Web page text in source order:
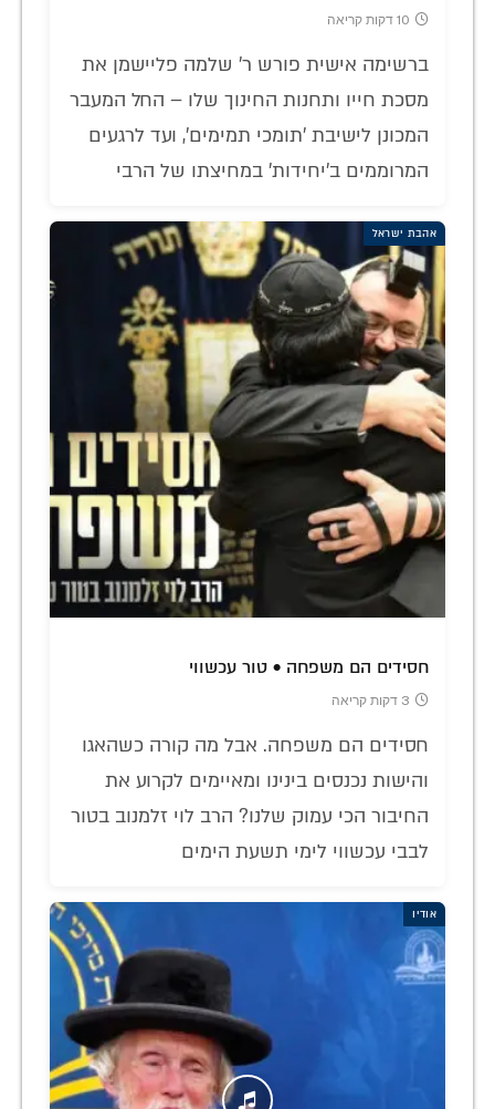
10 דקות קריאה
ברשימה אישית פורש ר' שלמה פליישמן את
מסכת חייו ותחנות החינוך שלו – החל המעבר
המכונן לישיבת 'תומכי תמימים', ועד לרגעים
המרוממים ב'יחידות' במחיצתו של הרבי
אהבת ישראל
חסידים הם משפחה • טור עכשווי
3 דקות קריאה
חסידים הם משפחה. אבל מה קורה כשהאגו
והישות נכנסים בינינו ומאיימים לקרוע את
החיבור הכי עמוק שלנו? הרב לוי זלמנוב בטור
לבבי עכשווי לימי תשעת הימים
אודיו